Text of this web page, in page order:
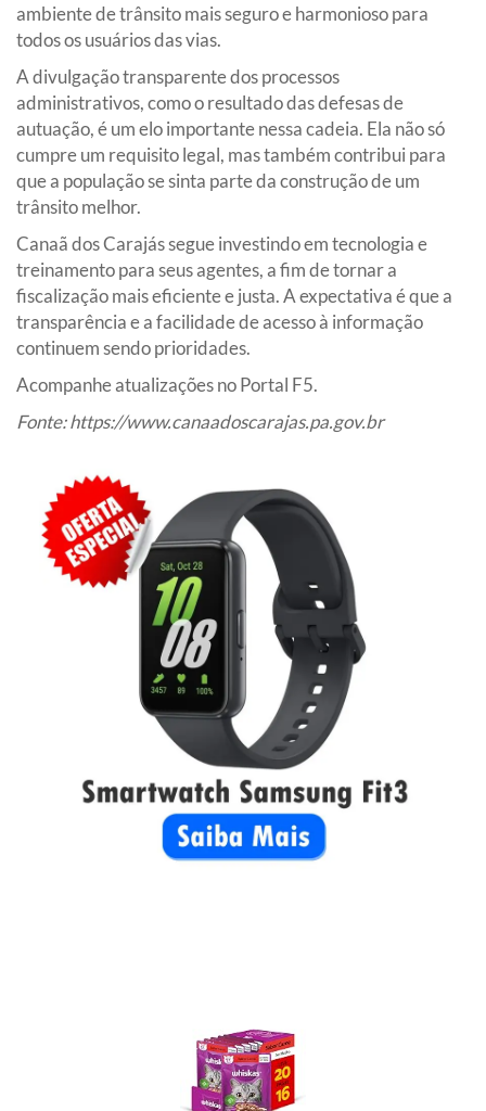
ambiente de trânsito mais seguro e harmonioso para
todos os usuários das vias.
A divulgação transparente dos processos
administrativos, como o resultado das defesas de
autuação, é um elo importante nessa cadeia. Ela não só
cumpre um requisito legal, mas também contribui para
que a população se sinta parte da construção de um
trânsito melhor.
Canaã dos Carajás segue investindo em tecnologia e
treinamento para seus agentes, a fim de tornar a
fiscalização mais eficiente e justa. A expectativa é que a
transparência e a facilidade de acesso à informação
continuem sendo prioridades.
Acompanhe atualizações no Portal F5.
Fonte:https://www.canaadoscarajas.pa.gov.br